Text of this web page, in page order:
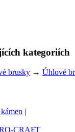
kategoriích
brusky → Úhlové
|
CRAFT